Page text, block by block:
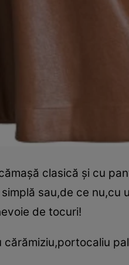
clasică şi cu
sau,de ce
de tocuri!